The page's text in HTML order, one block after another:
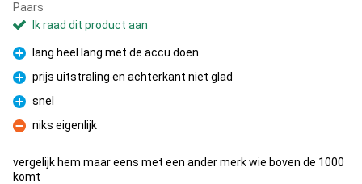
Paars
Ik raad dit product aan
Pluspunt
lang heel lang met de accu doen
Pluspunt
prijs uitstraling en achterkant niet glad
Pluspunt
snel
Minpunt
niks eigenlijk
vergelijk hem maar eens met een ander merk wie boven de 1000
komt